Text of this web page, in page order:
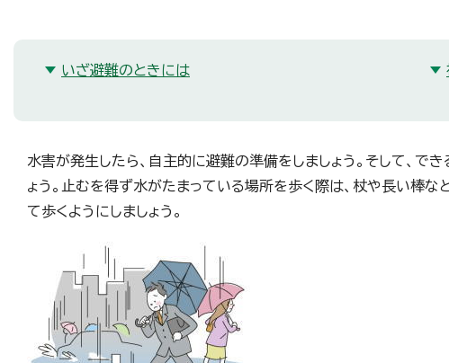
いざ避難のときには
水害が発生したら、自主的に避難の準備をしましょう。そして、で
ょう。止むを得ず水がたまっている場所を歩く際は、杖や長い棒
て歩くようにしましょう。